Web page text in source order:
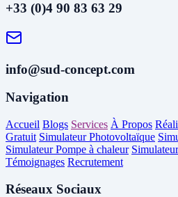
+33 (0)4 90 83 63 29
info@sud-concept.com
Navigation
Accueil Blogs Services À Propos
Gratuit Simulateur Photovoltaïque
Simulateur Pompe à chaleur
Témoignages Recrutement
Réseaux Sociaux